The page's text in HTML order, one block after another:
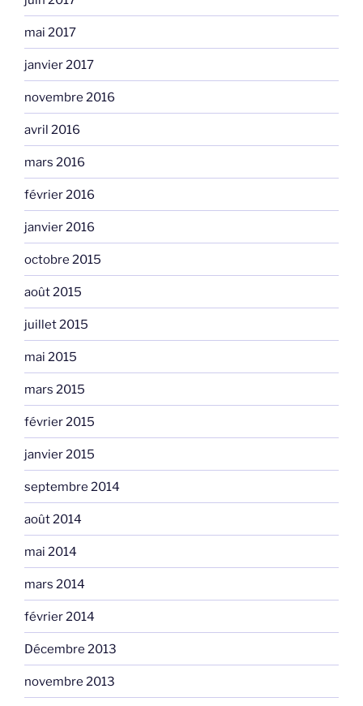
mai 2017
janvier 2017
novembre 2016
avril 2016
mars 2016
février 2016
janvier 2016
octobre 2015
août 2015
juillet 2015
mai 2015
mars 2015
février 2015
janvier 2015
septembre 2014
août 2014
mai 2014
mars 2014
février 2014
Décembre 2013
novembre 2013